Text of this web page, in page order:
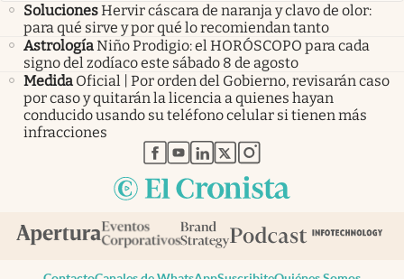
SolucionesHervir cáscara de naranja y clavo de olor:
para qué sirve y por qué lo recomiendan tanto
AstrologíaNiño Prodigio: el HORÓSCOPO para cada
signo del zodíaco este sábado 8 de agosto
Medida Oficial | Por orden del Gobierno, revisarán caso
por caso y quitarán la licencia a quienes hayan
conducido usando su teléfono celular si tienen más
infracciones
abre en nueva pestaña
abre en nueva pestaña
abre en nueva pestaña
abre en nueva pestaña
abre en nueva pestaña